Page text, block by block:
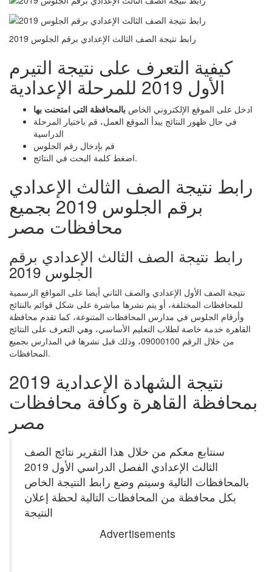
رابط نتيجة الصف الثالث الإعدادي برقم الجلوس 2019
كيفية التعرف على نتيجة التيرم
الأول 2019 للمرحلة الإعدادية
ادخل على الموقع الإلكتروني الخاص بالمحافظة التى امتحنت بها
في حال ظهور النتائج يبدأ الموقع العمل، قم باختيار المرحلة
الدراسية
قم بإدخال رقم الجلوس
اضغط كلمة البحث في النتائج.
رابط نتيجة الصف الثالث الإعدادي
برقم الجلوس 2019 بجميع
محافظات مصر
رابط نتيجة الصف الثالث الإعدادي برقم
الجلوس 2019
نتيجة الصف الأول الإعدادي والصف الثاني أيضا على المواقع الرسمية
للمحافظات المختلفة، أو يتم نشرها مباشرة على شكل قوائم بالنتائج
وأرقام الجلوس في مدارس المحافظات المتنوعة، كما تقدم محافظة
القاهرة خدمة خاصة لطلاب التعليم الأساسي، وهي التعرف على النتائج
من خلال الرقم 09000100، وذلك قبل نشرها في المدارس بجميع
المحافظات.
نتيجة الشهادة الإعدادية 2019
بمحافظة القاهرة وكافة محافظات
مصر
سنتابع معكم من خلال هذا التقرير نتائج الصف
الثالث الإعدادي الفصل الدراسي الأول 2019
بالمحافظات التالية وسيتم وضع رابط النتيجة الخاص
بكل محافظة من المحافظات التالية لحظة إعلان
النتيجة
Advertisements